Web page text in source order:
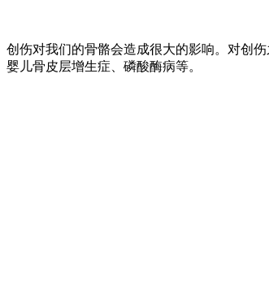
创伤对我们的骨骼会造成很大的影响。对创
婴儿骨皮层增生症、磷酸酶病等。